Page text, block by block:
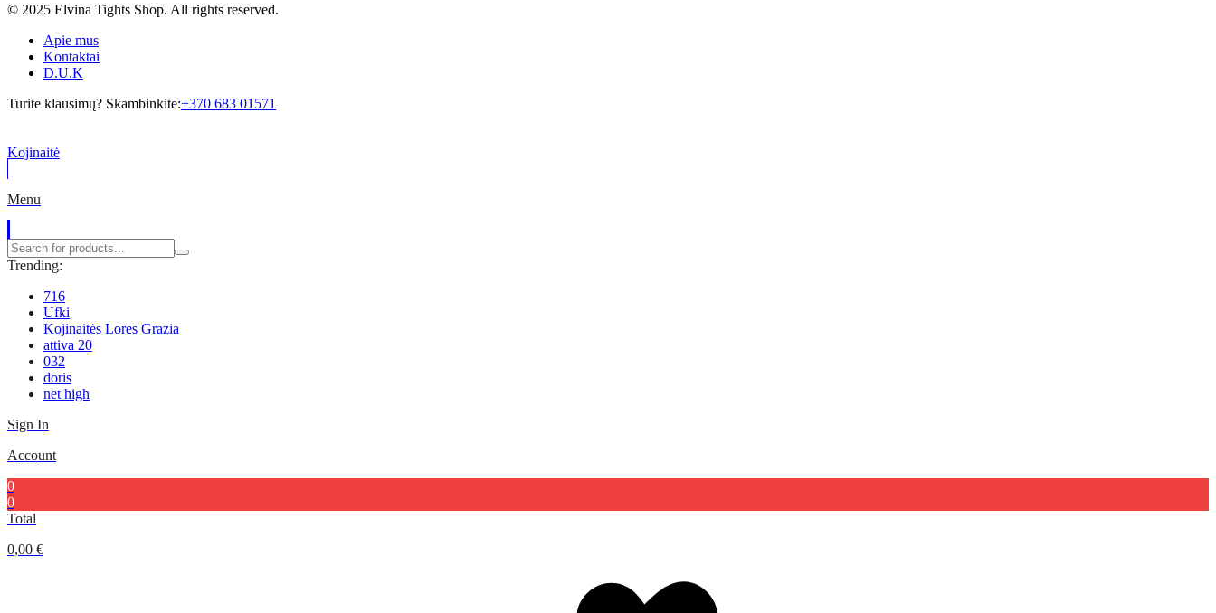
© 2025 Elvina Tights Shop. All rights reserved.
Apie mus
Kontaktai
D.U.K
Turite klausimų? Skambinkite:+370 683 01571
Kojinaitė
Menu
Trending:
716
Ufki
Kojinaitės Lores Grazia
attiva 20
032
doris
net high
Sign In
Account
0
0
Total
0,00 €